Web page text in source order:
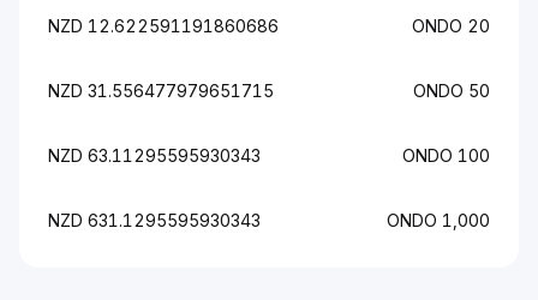
20 ONDO
12.622591191860686 NZD
50 ONDO
31.556477979651715 NZD
100 ONDO
63.11295595930343 NZD
1,000 ONDO
631.1295595930343 NZD